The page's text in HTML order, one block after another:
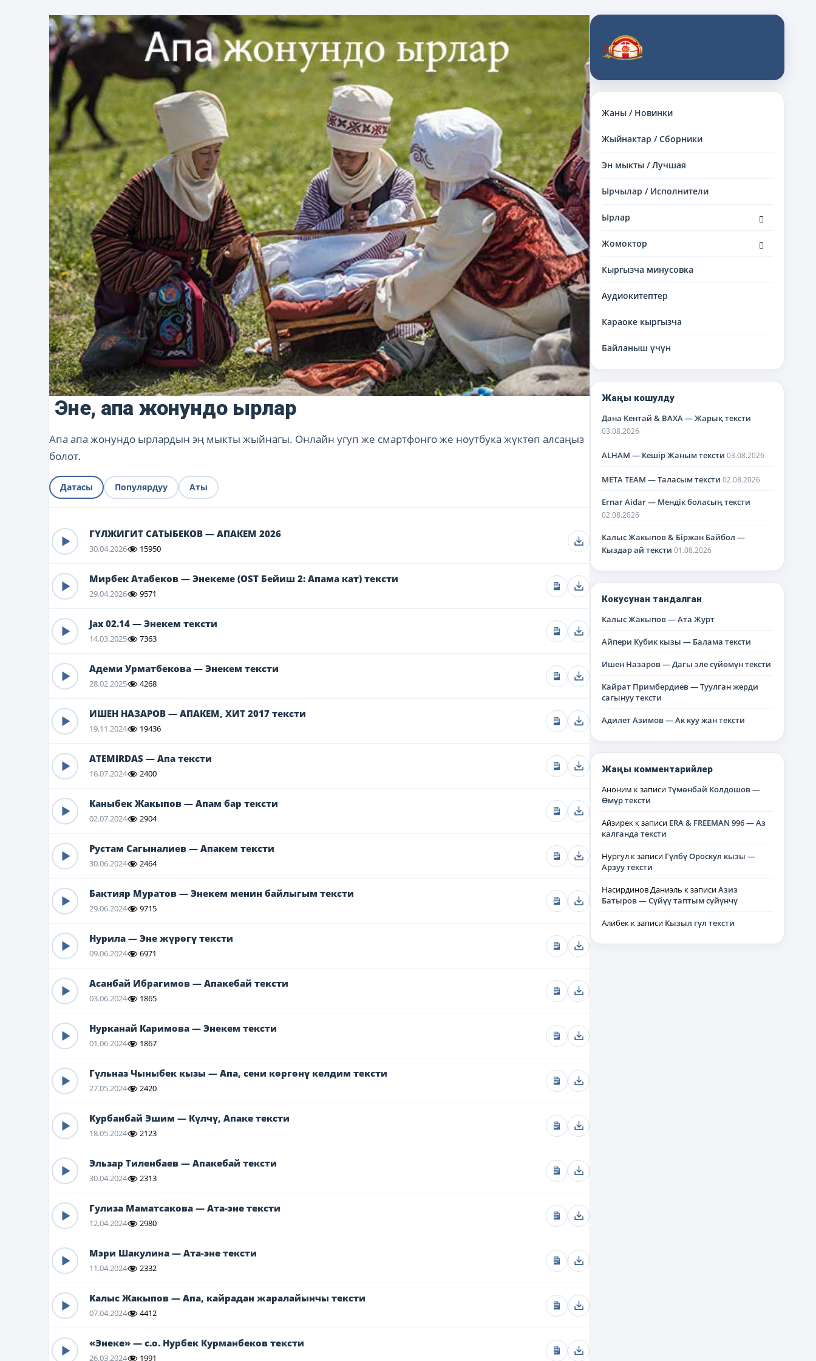
Жаны / Новинки
Жыйнактар / Сборники
Эн мыкты / Лучшая
Ырчылар / Исполнители
Ырлар
дочернее
Жомоктор
дочернее
Кыргызча минусовка
Аудиокитептер
Караоке кыргызча
Байланыш үчүн
Жаңы кошулду
Дана Кентай & BAXA — Жарық тексти
03.08.2026
ALHAM — Кешір Жаным тексти 03.08.2026
META TEAM — Таласым тексти 02.08.2026
Ernar Aidar — Мендік боласың тексти
02.08.2026
Калыс Жакыпов & Біржан Байбол —
Кыздар ай тексти 01.08.2026
Кокусунан тандалган
Калыс Жакыпов — Ата Журт
Айпери Кубик кызы — Балама тексти
Ишен Назаров — Дагы эле сүйөмүн тексти
Кайрат Примбердиев — Туулган жерди
сагынуу тексти
Адилет Азимов — Ак куу жан тексти
Жаңы комментарийлер
Аноним к записиТүмөнбай Колдошов —
Өмүр тексти
Айзирек к записи ERA & FREEMAN 996 — Аз
калганда тексти
Нургул к записи Гүлбү Ороскул кызы —
Арзуу тексти
Насирдинов Даниэль к записиАзиз
Батыров — Сүйүү таптым сүйүнчү
Алибек к записи Кызыл гүл тексти
Эне, апа жонундо ырлар
Апа апа жонундо ырлардын эң мыкты жыйнагы. Онлайн угуп же смартфонго же ноутбука жүктөп алсаңыз
болот.
Датасы Популярдуу Аты
ГҮЛЖИГИТ САТЫБЕКОВ — АПАКЕМ 2026
30.04.2026 15950
Мирбек Атабеков — Энекеме (OST Бейиш 2: Апама кат) тексти
29.04.2026 9571
Jax 02.14 — Энекем тексти
14.03.2025 7363
Адеми Урматбекова — Энекем тексти
28.02.2025 4268
ИШЕН НАЗАРОВ — АПАКЕМ, ХИТ 2017 тексти
19.11.2024 19436
ATEMIRDAS — Aпа тексти
16.07.2024 2400
Каныбек Жакыпов — Апам бар тексти
02.07.2024 2904
Рустам Сагыналиев — Апакем тексти
30.06.2024 2464
Бактияр Муратов — Энекем менин байлыгым тексти
29.06.2024 9715
Нурила — Эне жүрөгү тексти
09.06.2024 6971
Асанбай Ибрагимов — Апакебай тексти
03.06.2024 1865
Нурканай Каримова — Энекем тексти
01.06.2024 1867
Гүльназ Чыныбек кызы — Апа, сени көргөнү келдим тексти
27.05.2024 2420
Курбанбай Эшим — Күлчү, Апаке тексти
18.05.2024 2123
Эльзар Тиленбаев — Апакебай тексти
30.04.2024 2313
Гулиза Маматсакова — Ата-эне тексти
12.04.2024 2980
Мэри Шакулина — Ата-эне тексти
11.04.2024 2332
Калыс Жакыпов — Апа, кайрадан жаралайынчы тексти
07.04.2024 4412
«Энеке» — с.о. Нурбек Курманбеков тексти
26.03.2024 1991